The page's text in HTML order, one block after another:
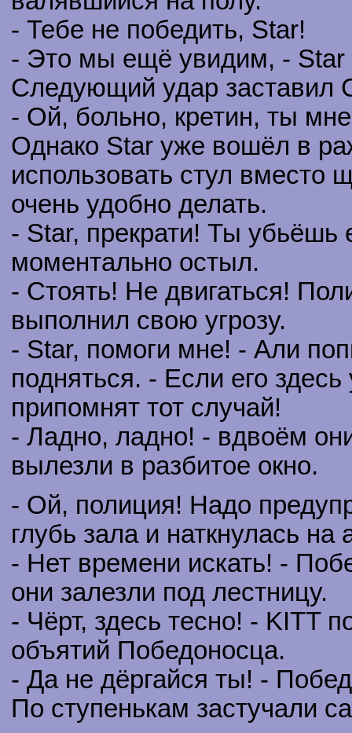
- Тебе не победить, Star!
- Это мы ещё увидим, - Star
Следующий удар заставил
- Ой, больно, кретин, ты
Однако Star уже вошёл в
использовать стул вместо
очень удобно делать.
- Star, прекрати! Ты убьёшь
моментально остыл.
- Стоять! Не двигаться!
выполнил свою угрозу.
- Star, помоги мне! - Али
подняться. - Если его
припомнят тот случай!
- Ладно, ладно! - вдвоём
вылезли в разбитое окно.
- Ой, полиция! Надо
глубь зала и наткнулась
- Нет времени искать! -
они залезли под лестницу.
- Чёрт, здесь тесно! - KITT
объятий Победоносца.
- Да не дёргайся ты! -
По ступенькам застучали